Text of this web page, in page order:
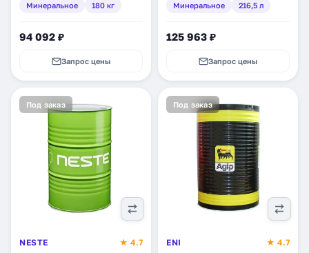
Минеральное 180 кг
94 092 ₽
Запрос цены
(1599731)
Минеральное 216,5 л
125 963 ₽
Запрос цены
Под заказ
NESTE
★ 4.7
Под заказ
ENI
★ 4.7